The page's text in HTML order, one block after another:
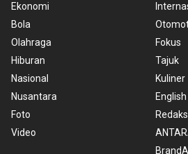
Ekonomi
Bola
Olahraga
Hiburan
Nasional
Nusantara
Foto
Video
Fokus
Tajuk
Kuliner
English
BrandA